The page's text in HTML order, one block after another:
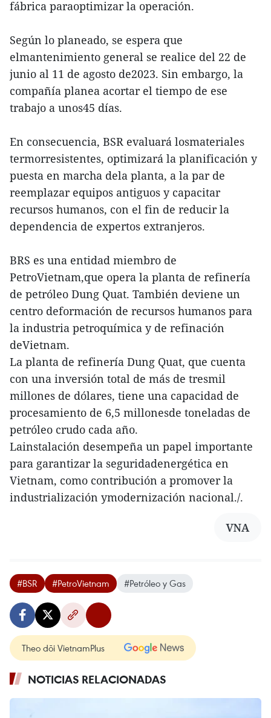
fábrica paraoptimizar la operación.
Según lo planeado, se espera que
elmantenimiento general se realice del 22 de
junio al 11 de agosto de2023. Sin embargo, la
compañía planea acortar el tiempo de ese
trabajo a unos45 días.
En consecuencia, BSR evaluará losmateriales
termorresistentes, optimizará la planificación y
puesta en marcha dela planta, a la par de
reemplazar equipos antiguos y capacitar
recursos humanos, con el fin de reducir la
dependencia de expertos extranjeros.
BRS es una entidad miembro de
PetroVietnam,que opera la planta de refinería
de petróleo Dung Quat. También deviene un
centro deformación de recursos humanos para
la industria petroquímica y de refinación
deVietnam.
La planta de refinería Dung Quat, que cuenta
con una inversión total de más de tresmil
millones de dólares, tiene una capacidad de
procesamiento de 6,5 millonesde toneladas de
petróleo crudo cada año.
Lainstalación desempeña un papel importante
para garantizar la seguridadenergética en
Vietnam, como contribución a promover la
industrialización ymodernización nacional./.
VNA
#BSR #PetroVietnam #Petróleo y Gas
Theo dõi VietnamPlus
NOTICIAS RELACIONADAS